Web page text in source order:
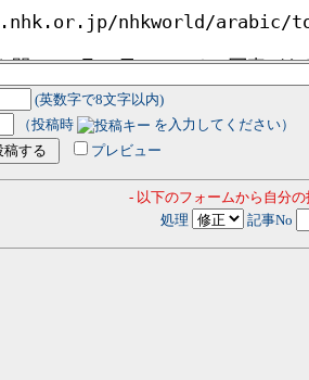
(英数字で8文字以内)
（投稿時
を入力してください）
プレビュー
- 以下のフォームから自分
処理
記事No